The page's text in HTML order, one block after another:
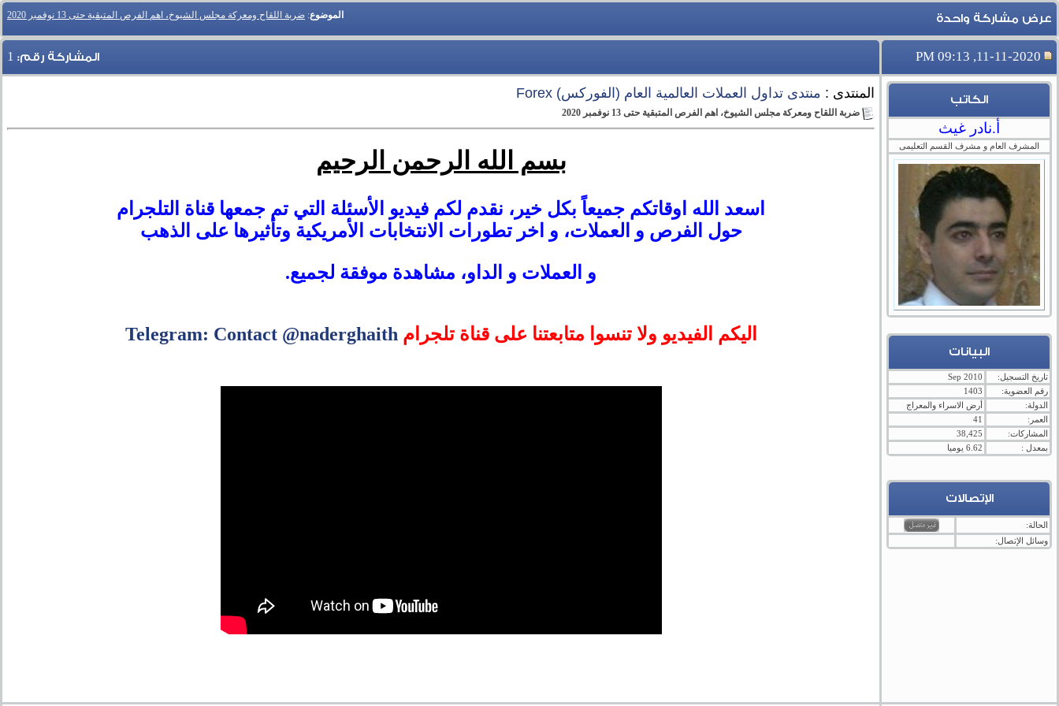
الموضوع: ضربة اللقاح ومعركة مجلس الشيوخ، اهم الفرص المتبقية حتى 13 نوفمبر 2020 عرض مشاركة واحدة
11-11-2020, 09:13 PM المشاركة رقم: 1
الكاتب
أ.نادر غيث
المشرف العام و مشرف القسم التعليمى
البيانات
تاريخ التسجيل:
Sep 2010
رقم العضوية:
1403
الدولة:
أرض الاسراء والمعراج
العمر:
41
المشاركات:
38,425
بمعدل :
6.62 يوميا
الإتصالات
الحالة:
وسائل الإتصال:
المنتدى : منتدى تداول العملات العالمية العام (الفوركس) Forex
ضربة اللقاح ومعركة مجلس الشيوخ، اهم الفرص المتبقية حتى 13 نوفمبر 2020
بسم الله الرحمن الرحيم
اسعد الله اوقاتكم جميعاً بكل خير، نقدم لكم فيديو الأسئلة التي تم جمعها قناة التلجرام
حول الفرص و العملات، و اخر تطورات الانتخابات الأمريكية وتأثيرها على الذهب
و العملات و الداو، مشاهدة موفقة لجميع.
اليكم الفيديو ولا تنسوا متابعتنا على قناة تلجرام Telegram: Contact @naderghaith